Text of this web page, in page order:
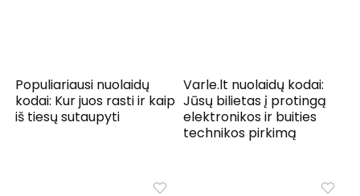
Populiariausi nuolaidų
kodai: Kur juos rasti ir kaip
iš tiesų sutaupyti
Varle.lt nuolaidų kodai:
Jūsų bilietas į protingą
elektronikos ir buities
technikos pirkimą